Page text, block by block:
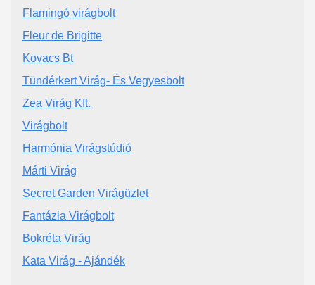
Flamingó virágbolt
Fleur de Brigitte
Kovacs Bt
Tündérkert Virág- És Vegyesbolt
Zea Virág Kft.
Virágbolt
Harmónia Virágstúdió
Márti Virág
Secret Garden Virágüzlet
Fantázia Virágbolt
Bokréta Virág
Kata Virág - Ajándék